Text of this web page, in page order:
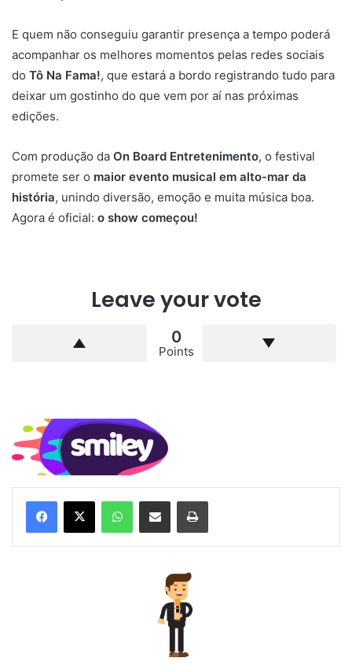
E quem não conseguiu garantir presença a tempo poderá
acompanhar os melhores momentos pelas redes sociais
do Tô Na Fama!, que estará a bordo registrando tudo para
deixar um gostinho do que vem por aí nas próximas
edições.
Com produção da On Board Entretenimento, o festival
promete ser o maior evento musical em alto-mar da
história, unindo diversão, emoção e muita música boa.
Agora é oficial: o show começou!
Leave your vote
0
Points
WhatsApp
Compartilhar via e-mail Imprimir